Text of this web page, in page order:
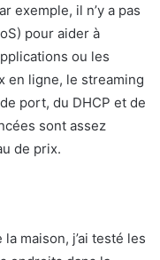
exemple, il n’y a pas
pour aider à
ou les
en ligne, le streaming
port, du DHCP et de
sont assez
de prix.
maison, j’ai testé les